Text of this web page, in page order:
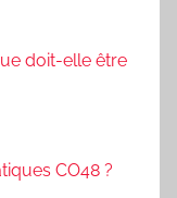
doit-elle être
CO48 ?